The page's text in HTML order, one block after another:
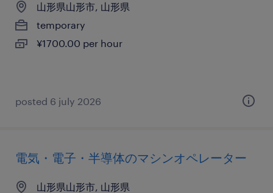
山形県山形市, 山形県
temporary
¥1700.00 per hour
posted 6 july 2026
電気・電子・半導体のマシンオペレーター
山形県山形市, 山形県